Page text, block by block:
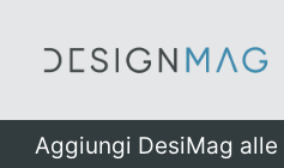
Aggiungi DesiMag